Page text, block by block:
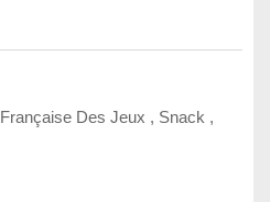
Française Des Jeux , Snack ,